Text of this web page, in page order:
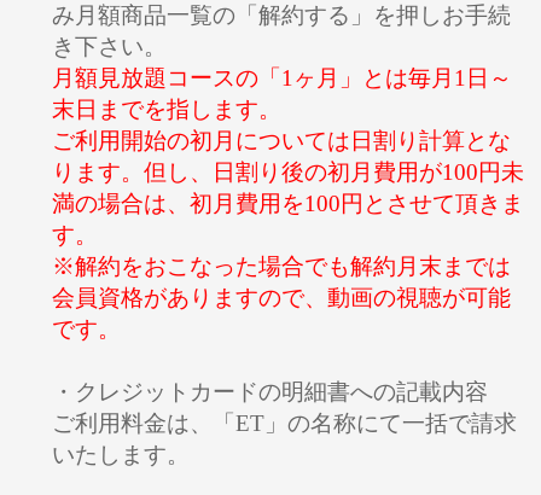
み月額商品一覧の「解約する」を押しお手続
き下さい。
月額見放題コースの「1ヶ月」とは毎月1日～
末日までを指します。
ご利用開始の初月については日割り計算とな
ります。但し、日割り後の初月費用が100円未
満の場合は、初月費用を100円とさせて頂きま
す。
※解約をおこなった場合でも解約月末までは
会員資格がありますので、動画の視聴が可能
です。
・クレジットカードの明細書への記載内容
ご利用料金は、「ET」の名称にて一括で請求
いたします。